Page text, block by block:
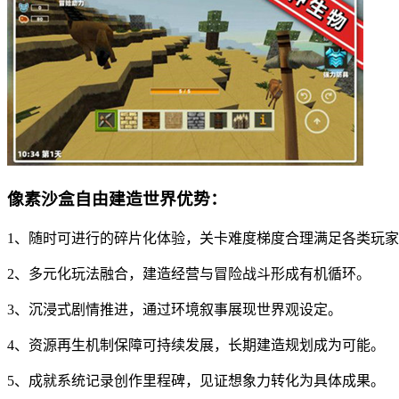
像素沙盒自由建造世界优势：
1、随时可进行的碎片化体验，关卡难度梯度合理满足各类玩
2、多元化玩法融合，建造经营与冒险战斗形成有机循环。
3、沉浸式剧情推进，通过环境叙事展现世界观设定。
4、资源再生机制保障可持续发展，长期建造规划成为可能。
5、成就系统记录创作里程碑，见证想象力转化为具体成果。